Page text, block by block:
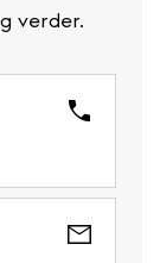
verder.